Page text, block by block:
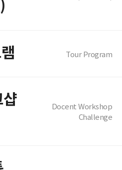
Tour Program
Docent Workshop
Challenge